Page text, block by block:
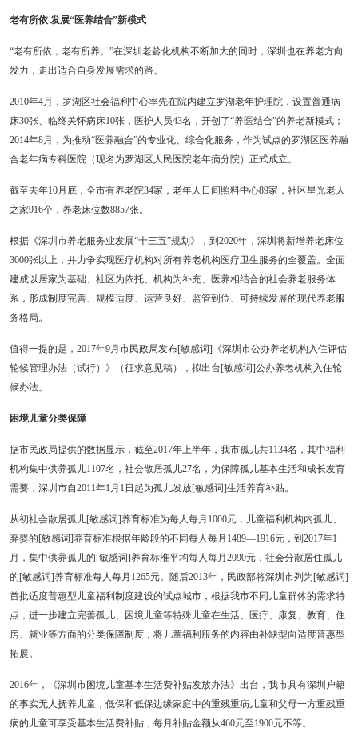
老有所依 发展“医养结合”新模式
“老有所依，老有所养。”在深圳老龄化机构不断加大的同时，深圳也在养老方向
发力，走出适合自身发展需求的路。
2010年4月，罗湖区社会福利中心率先在院内建立罗湖老年护理院，设置普通病
床30张、临终关怀病床10张，医护人员43名，开创了“养医结合”的养老新模式；
2014年8月，为推动“医养融合”的专业化、综合化服务，作为试点的罗湖区医养融
合老年病专科医院（现名为罗湖区人民医院老年病分院）正式成立。
截至去年10月底，全市有养老院34家，老年人日间照料中心89家，社区星光老人
之家916个，养老床位数8857张。
根据《深圳市养老服务业发展“十三五”规划》，到2020年，深圳将新增养老床位
3000张以上，并力争实现医疗机构对所有养老机构医疗卫生服务的全覆盖。全面
建成以居家为基础、社区为依托、机构为补充、医养相结合的社会养老服务体
系，形成制度完善、规模适度、运营良好、监管到位、可持续发展的现代养老服
务格局。
值得一提的是，2017年9月市民政局发布[敏感词]《深圳市公办养老机构入住评估
轮候管理办法（试行）》（征求意见稿），拟出台[敏感词]公办养老机构入住轮
候办法。
困境儿童分类保障
据市民政局提供的数据显示，截至2017年上半年，我市孤儿共1134名，其中福利
机构集中供养孤儿1107名，社会散居孤儿27名，为保障孤儿基本生活和成长发育
需要，深圳市自2011年1月1日起为孤儿发放[敏感词]生活养育补贴。
从初社会散居孤儿[敏感词]养育标准为每人每月1000元，儿童福利机构内孤儿、
弃婴的[敏感词]养育标准根据年龄段的不同每人每月1489—1916元，到2017年1
月，集中供养孤儿的[敏感词]养育标准平均每人每月2090元，社会分散居住孤儿
的[敏感词]养育标准每人每月1265元。随后2013年，民政部将深圳市列为[敏感词]
首批适度普惠型儿童福利制度建设的试点城市，根据我市不同儿童群体的需求特
点，进一步建立完善孤儿、困境儿童等特殊儿童在生活、医疗、康复、教育、住
房、就业等方面的分类保障制度，将儿童福利服务的内容由补缺型向适度普惠型
拓展。
2016年，《深圳市困境儿童基本生活费补贴发放办法》出台，我市具有深圳户籍
的事实无人抚养儿童，低保和低保边缘家庭中的重残重病儿童和父母一方重残重
病的儿童可享受基本生活费补贴，每月补贴金额从460元至1900元不等。